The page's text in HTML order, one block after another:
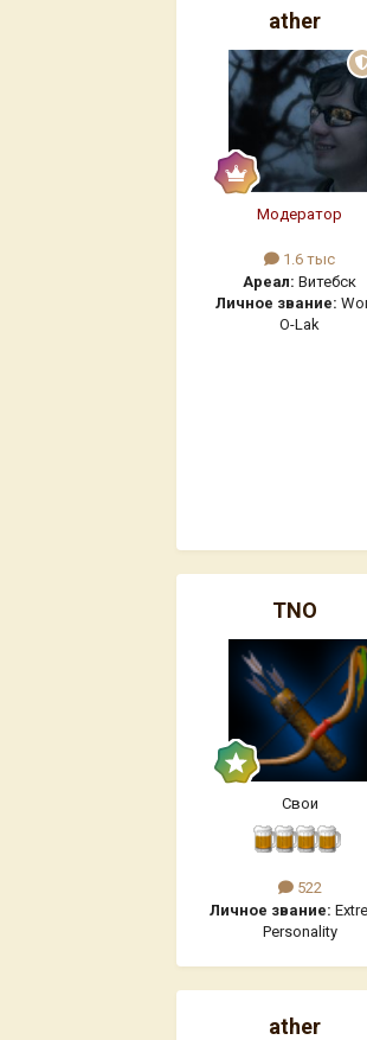
ather
Модератор
1.6 тыс
Ареал: Витебск
Личное звание:
O-Lak
TNO
Свои
522
Личное звание:
Personality
ather